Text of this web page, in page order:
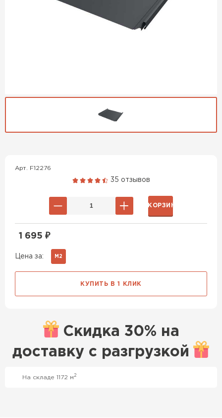
Арт. F12276
35 отзывов
Цена за: М2
1 695 ₽
В КОРЗИНУ
КУПИТЬ В 1 КЛИК
Скидка 30% на
доставку с разгрузкой
На складе 1172 м 2